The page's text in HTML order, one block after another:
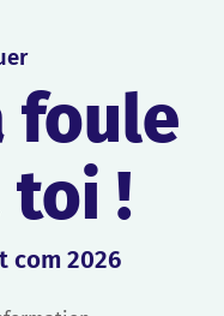
foule
toi !
com 2026